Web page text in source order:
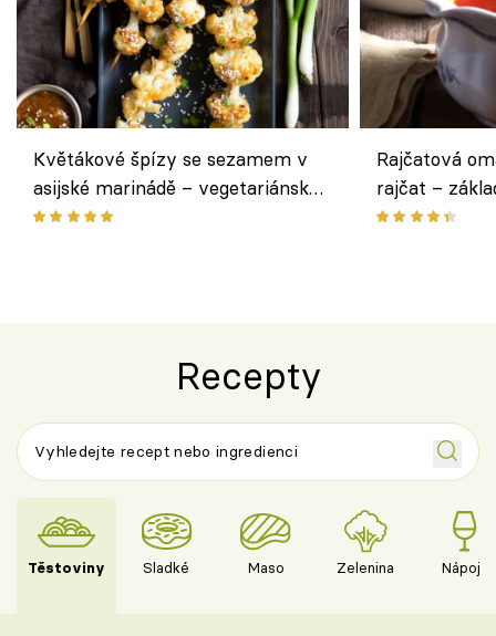
Květákové špízy se sezamem v
asijské marinádě – vegetariánská
chuťovka z grilu
Rajčatová
rajčat –
Recepty
Těstoviny Sladké Maso Zelenina Nápoje